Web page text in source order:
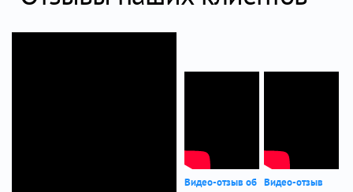
Видео-отзыв об Видео-отзыв